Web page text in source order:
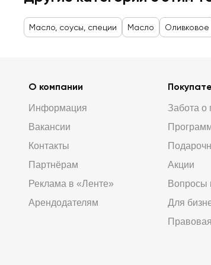
Масло, соусы, специи Масло Оливковое
О компании
Информация
Вакансии
Контакты
Партнёрам
Реклама в «Ленте»
Арендодателям
Забота о
Акции
Вопросы
Для